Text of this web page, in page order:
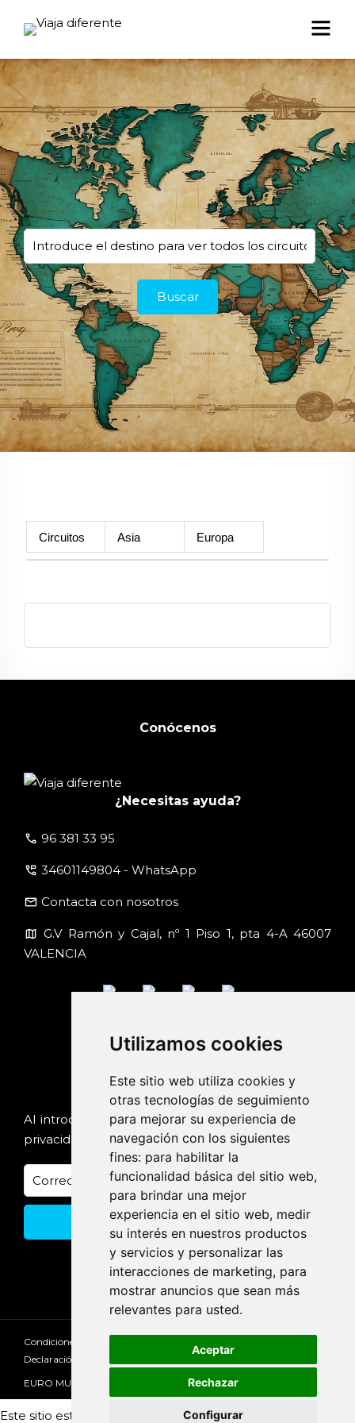
Utilizamos cookies
Este sitio web utiliza cookies y
otras tecnologías de seguimiento
para mejorar su experiencia de
navegación con los siguientes
fines: para habilitar la
funcionalidad básica del sitio web,
para brindar una mejor
experiencia en el sitio web, medir
su interés en nuestros productos
y servicios y personalizar las
interacciones de marketing, para
mostrar anuncios que sean más
relevantes para usted.
Aceptar
Rechazar
Configurar
Buscar
Circuitos Asia Europa
Conócenos
¿Necesitas ayuda?
call 96 381 33 95
perm_phone_msg 34601149804 - WhatsApp
email Contacta con nosotros
map G.V Ramón y Cajal, nº 1 Piso 1, pta 4-A 46007
VALENCIA
Suscríbete
Al introducir tu email, aceptas nuestraPolítica de
privacidad
Condiciones de cancelación
Declaración de accesibilidad de la web
EURO MUSIC TOURS S.L. CIF B98083645
Este sitio está protegido por reCAPTCHA y se aplican la